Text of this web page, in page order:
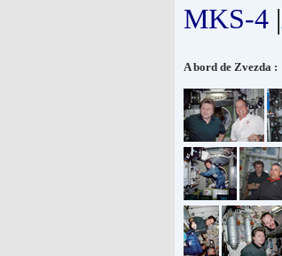
MKS-4 |
A bord de Zvezda :